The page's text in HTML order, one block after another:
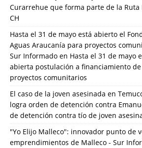
Curarrehue que forma parte de la Ruta
CH
Hasta el 31 de mayo está abierto el
Aguas Araucanía para proyectos
Sur Informado en Hasta el 31 de mayo
abierta postulación a financiamiento de
proyectos comunitarios
El caso de la joven asesinada en
logra orden de detención contra
de detención contra tío de joven
"Yo Elijo Malleco": innovador punto de
emprendimientos de Malleco - Sur